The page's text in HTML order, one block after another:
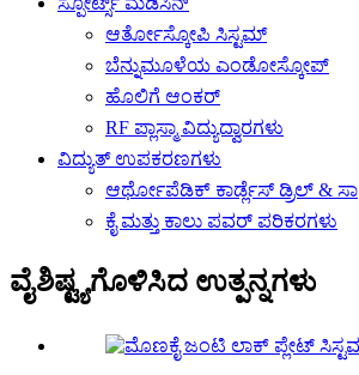
ಆರ್ತೋಸ್ಕೋಪಿ ಸಿಸ್ಟಮ್
ಬೆನ್ನುಮೂಳೆಯ ಎಂಡೋಸ್ಕೋಪ್
ಹೊಲಿಗೆ ಆಂಕರ್
RF ಪ್ಲಾಸ್ಮಾ ವಿದ್ಯುದ್ವಾರಗಳು
ವಿದ್ಯುತ್ ಉಪಕರಣಗಳು
ಆರ್ಥೋಪೆಡಿಕ್ ಕಾರ್ಡ್ಲೆಸ್ ಡ್ರಿಲ್ & ಸಾ
ಕೈ ಮತ್ತು ಕಾಲು ಪವರ್ ಪರಿಕರಗಳು
ವೈಶಿಷ್ಟ್ಯಗೊಳಿಸಿದ ಉತ್ಪನ್ನಗಳು